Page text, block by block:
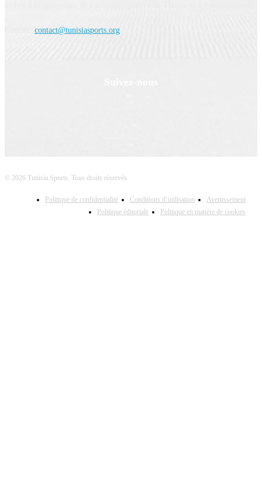
contact@tunisiasports.org
© 2026 Tunisia Sports. Tous droits réservés.
Politique de confidentialité Conditions d’utilisation
Avertissement
Politique éditoriale
Politique en matière de cookies